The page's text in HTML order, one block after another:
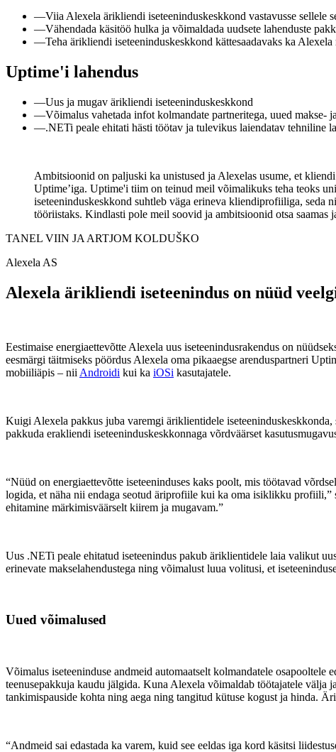
—Viia Alexela ärikliendi iseteeninduskeskkond vastavusse sellele
—Vähendada käsitöö hulka ja võimaldada uudsete lahenduste
—Teha ärikliendi iseteeninduskeskkond kättesaadavaks ka
Uptime'i lahendus
—Uus ja mugav ärikliendi iseteeninduskeskkond
—Võimalus vahetada infot kolmandate partneritega, uued makse-
—.NETi peale ehitati hästi töötav ja tulevikus laiendatav tehniline
Ambitsioonid on paljuski ka unistused ja Alexelas usume, et
Uptime’iga. Uptime'i tiim on teinud meil võimalikuks teha teoks
iseteeninduskeskkond suhtleb väga erineva kliendiprofiiliga, seda
tööriistaks. Kindlasti pole meil soovid ja ambitsioonid otsa saamas
TANEL VIIN JA ARTJOM KOLDUŠKO
Alexela AS
Alexela ärikliendi iseteenindus on nüüd
Eestimaise energiaettevõtte Alexela uus iseteenindusrakendus on
eesmärgi täitmiseks pöördus Alexela oma pikaaegse arenduspartneri
mobiiliäpis – nii Androidi kui ka iOSi kasutajatele.
Kuigi Alexela pakkus juba varemgi äriklientidele iseteeninduskeskkonda,
pakkuda erakliendi iseteeninduskeskkonnaga võrdväärset
“Nüüd on energiaettevõtte iseteeninduses kaks poolt, mis töötavad
logida, et näha nii endaga seotud äriprofiile kui ka oma isiklikku
ehitamine märkimisväärselt kiirem ja mugavam.”
Uus .NETi peale ehitatud iseteenindus pakub äriklientidele laia valikut
erinevate makselahendustega ning võimalust luua volitusi, et
Uued võimalused
Võimalus iseteeninduse andmeid automaatselt kolmandatele osapooltele
teenusepakkuja kaudu jälgida. Kuna Alexela võimaldab töötajatele välja
tankimispauside kohta ning aega ning tangitud kütuse kogust ja hinda.
“Andmeid sai edastada ka varem, kuid see eeldas iga kord käsitsi